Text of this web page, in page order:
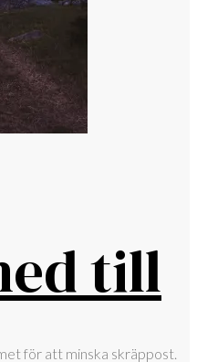
till
för att minska skräppost.